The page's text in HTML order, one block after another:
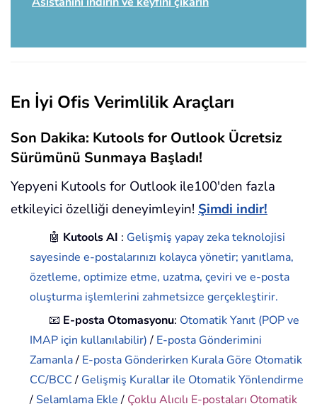
En İyi Ofis Verimlilik Araçları
Son Dakika: Kutools for Outlook Ücretsiz
Sürümünü Sunmaya Başladı!
Yepyeni Kutools for Outlook ile100'den fazla
etkileyici özelliği deneyimleyin! Şimdi indir!
🤖 Kutools AI : Gelişmiş yapay zeka teknolojisi
sayesinde e-postalarınızı kolayca yönetir; yanıtlama,
özetleme, optimize etme, uzatma, çeviri ve e-posta
oluşturma işlemlerini zahmetsizce gerçekleştirir.
📧 E-posta Otomasyonu: Otomatik Yanıt (POP ve
IMAP için kullanılabilir)/ E-posta Gönderimini
Zamanla/ E-posta Gönderirken Kurala Göre Otomatik
CC/BCC/ Gelişmiş Kurallar ile Otomatik Yönlendirme
/ Selamlama Ekle/ Çoklu Alıcılı E-postaları Otomatik